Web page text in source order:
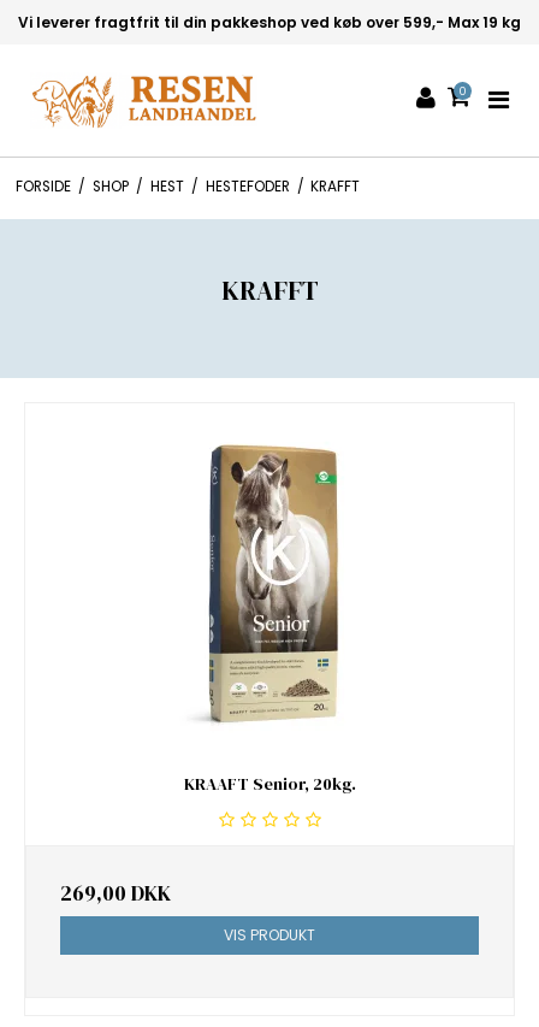
Vi leverer fragtfrit til din pakkeshop ved køb over 599,- Max 19 kg
0
FORSIDE / SHOP / HEST / HESTEFODER / KRAFFT
KRAFFT
KRAAFT Senior, 20kg.
269,00 DKK
VIS PRODUKT